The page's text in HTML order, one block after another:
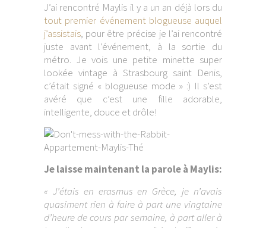
J’ai rencontré Maylis il y a un an déjà lors du
tout premier événement blogueuse auquel
j’assistais, pour être précise je l’ai rencontré
juste avant l’événement, à la sortie du
métro. Je vois une petite minette super
lookée vintage à Strasbourg saint Denis,
c’était signé « blogueuse mode » :) Il s’est
avéré que c’est une fille adorable,
intelligente, douce et drôle!
Je laisse maintenant la parole à Maylis:
« J’étais en erasmus en Grèce, je n’avais
quasiment rien à faire à part une vingtaine
d’heure de cours par semaine, à part aller à